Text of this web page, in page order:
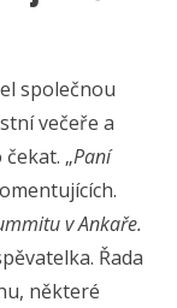
společnou
večeře a
„Paní
v Ankaře.
Řada
některé